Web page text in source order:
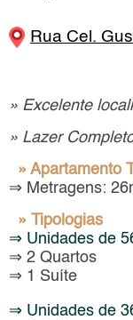
Rua Cel.
» Excelente
» Lazer
» Apartamento
⇒ Metragens:
» Tipologias
⇒ Unidades de
⇒ 2 Quartos
⇒ 1 Suíte
⇒ Unidades de